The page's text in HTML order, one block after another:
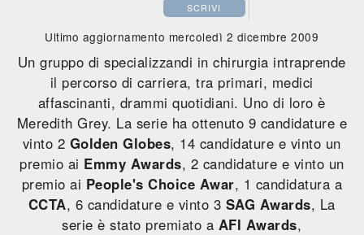
SCRIVI
Ultimo aggiornamento mercoledì 2 dicembre 2009
Un gruppo di specializzandi in chirurgia intraprende
il percorso di carriera, tra primari, medici
affascinanti, drammi quotidiani. Uno di loro è
Meredith Grey. La serie ha ottenuto 9 candidature e
vinto 2 Golden Globes, 14 candidature e vinto un
premio ai Emmy Awards, 2 candidature e vinto un
premio ai People's Choice Awar, 1 candidatura a
CCTA, 6 candidature e vinto 3 SAG Awards, La
serie è stato premiato a AFI Awards,